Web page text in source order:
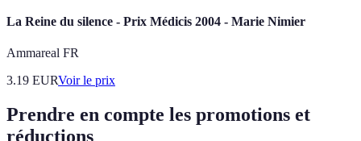
La Reine du silence - Prix Médicis 2004 - Marie Nimier
Ammareal FR
3.19 EURVoir le prix
Prendre en compte les promotions et
réductions